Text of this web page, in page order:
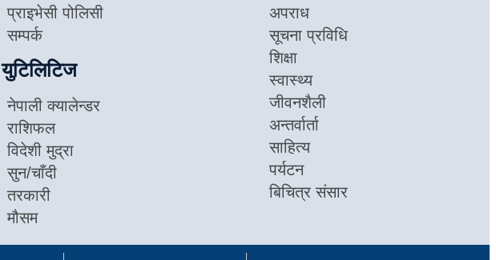
प्राइभेसी पोलिसी
सम्पर्क
युटिलिटिज
नेपाली क्यालेन्डर
राशिफल
विदेशी मुद्रा
सुन/चाँदी
तरकारी
मौसम
अपराध
सूचना प्रविधि
शिक्षा
स्वास्थ्य
जीवनशैली
अन्तर्वार्ता
साहित्य
पर्यटन
बिचित्र संसार